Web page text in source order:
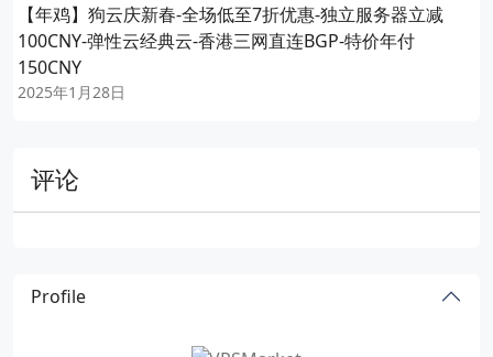
【年鸡】狗云庆新春-全场低至7折优惠-独立服务器立减
100CNY-弹性云经典云-香港三网直连BGP-特价年付
150CNY
2025年1月28日
评论
Profile